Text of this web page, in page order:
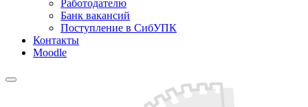
Работодателю
Банк вакансий
Поступление в СибУПК
Контакты
Moodle